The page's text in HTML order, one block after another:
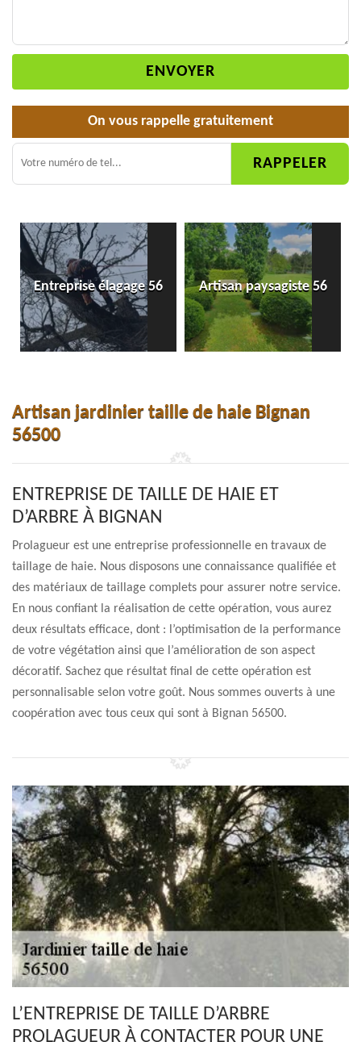
On vous rappelle gratuitement
Entreprise élagage 56 Artisan paysagiste 56
Artisan jardinier taille de haie Bignan
56500
ENTREPRISE DE TAILLE DE HAIE ET
D’ARBRE À BIGNAN
Prolagueur est une entreprise professionnelle en travaux de
taillage de haie. Nous disposons une connaissance qualifiée et
des matériaux de taillage complets pour assurer notre service.
En nous confiant la réalisation de cette opération, vous aurez
deux résultats efficace, dont : l’optimisation de la performance
de votre végétation ainsi que l’amélioration de son aspect
décoratif. Sachez que résultat final de cette opération est
personnalisable selon votre goût. Nous sommes ouverts à une
coopération avec tous ceux qui sont à Bignan 56500.
L’ENTREPRISE DE TAILLE D’ARBRE
PROLAGUEUR À CONTACTER POUR UNE